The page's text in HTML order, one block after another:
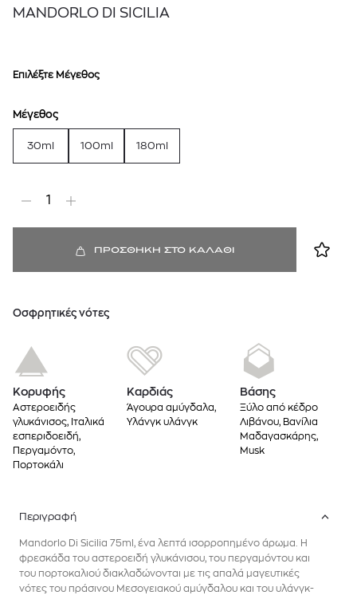
MANDORLO DI SICILIA
Επιλέξτε Μέγεθος
Μέγεθος
30ml 100ml 180ml
1
ΠΡΟΣΘΗΚΗ ΣΤΟ ΚΑΛΑΘΙ
Oσφρητικές νότες
Κορυφής
Αστεροειδής
γλυκάνισος, Ιταλικά
εσπεριδοειδή,
Περγαμόντο,
Πορτοκάλι
Καρδιάς
Άγουρα αμύγδαλα,
Υλάνγκ υλάνγκ
Βάσης
Ξύλο από κέδρο
Λιβάνου, Βανίλια
Μαδαγασκάρης,
Musk
Περιγραφή
Mandorlo Di Sicilia 75ml, ένα λεπτά ισορροπημένο άρωμα. Η
φρεσκάδα του αστεροειδή γλυκάνισου, του περγαμόντου και
του πορτοκαλιού διακλαδώνονται με τις απαλά μαγευτικές
νότες του πράσινου Μεσογειακού αμύγδαλου και του υλάνγκ-